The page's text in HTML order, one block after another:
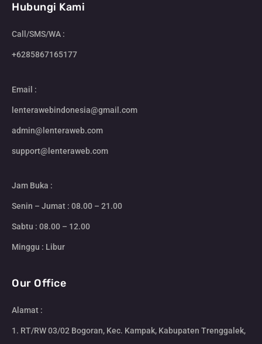
Hubungi Kami
Call/SMS/WA :
+6285867165177
Email :
lenterawebindonesia@gmail.com
admin@lenteraweb.com
support@lenteraweb.com
Jam Buka :
Senin – Jumat : 08.00 – 21.00
Sabtu : 08.00 – 12.00
Minggu : Libur
Our Office
Alamat :
1. RT/RW 03/02 Bogoran, Kec. Kampak, Kabupaten Trenggalek,